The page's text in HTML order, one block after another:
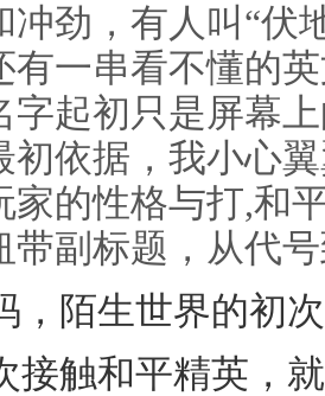
冲劲，有人叫“伏
有一串看不懂的
字起初只是屏幕
初依据，我小心
家的性格与打,和
带副标题，从代
，陌生世界的初
接触和平精英，